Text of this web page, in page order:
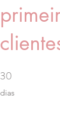
30
dias
30 dias